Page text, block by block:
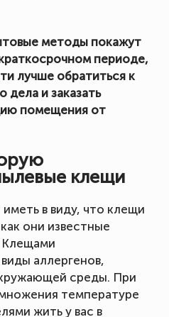
методы покажут
периоде,
лучше обратиться к
дела и заказать
помещения от
клещи
в виду, что клещи
они известные
Клещами
аллергенов,
среды. При
температуре
жить у вас в